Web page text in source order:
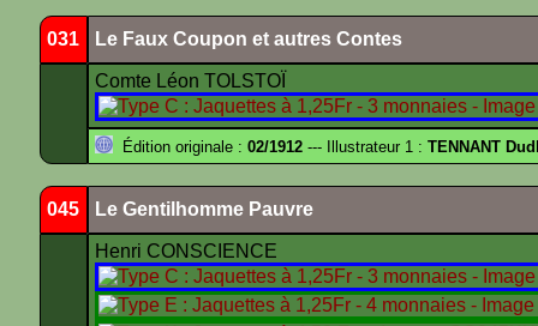
031 Le Faux Coupon et autres Contes
Comte Léon TOLSTOÏ
Édition originale : 02/1912 --- Illustrateur 1 : TENNANT
045 Le Gentilhomme Pauvre
Henri CONSCIENCE